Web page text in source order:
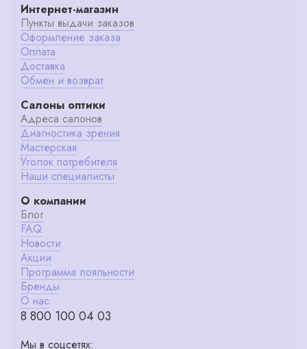
Интернет-магазин
Пункты выдачи заказов
Оформление заказа
Оплата
Доставка
Обмен и возврат
Салоны оптики
Адреса салонов
Диагностика зрения
Мастерская
Уголок потребителя
Наши специалисты
О компании
Блог
FAQ
Новости
Акции
Программа лояльности
Бренды
О нас
8 800 100 04 03
Мы в соцсетях: